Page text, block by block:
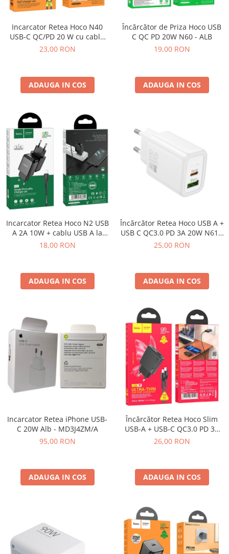
Acumulatori Pentru Samsung
ACUMULATORI SAMSUNG
COMPATIBIL
ACUMULATORI SAMSUNG SERVICE
Acumulatori Pentru VIVO
ACUMULATORI VIVO COMPATIBILI
Incarcator Retea Hoco N40
USB-C QC/PD 20 W cu cablu
USB-C – Lightning - Negru
23,00 RON
ADAUGA IN COS
Încărcător de Priza Hoco USB
C QC PD 20W N60 - ALB
19,00 RON
ADAUGA IN COS
Incarcator Retea Hoco N2 USB
A 2A 10W + cablu USB A la
Lightning - NEGRU
18,00 RON
ADAUGA IN COS
Încărcător Retea Hoco USB A +
USB C QC3.0 PD 3A 20W N61 -
Alb
25,00 RON
ADAUGA IN COS
Incarcator Retea iPhone USB-
C 20W Alb - MD3J4ZM/A
95,00 RON
ADAUGA IN COS
Încărcător Retea Hoco Slim
USB-A + USB-C QC3.0 PD 3A
20W N38 - NEGRU
26,00 RON
ADAUGA IN COS